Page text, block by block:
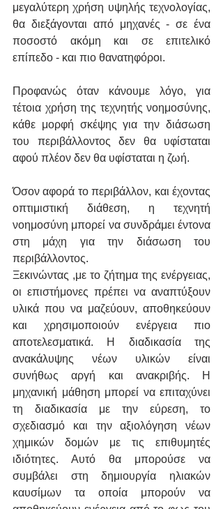
μεγαλύτερη χρήση υψηλής τεχνολογίας,
θα διεξάγονται από μηχανές - σε ένα
ποσοστό ακόμη και σε επιτελικό
επίπεδο - και πιο θανατηφόροι.
Προφανώς όταν κάνουμε λόγο, για
τέτοια χρήση της τεχνητής νοημοσύνης,
κάθε μορφή σκέψης για την διάσωση
του περιβάλλοντος δεν θα υφίσταται
αφού πλέον δεν θα υφίσταται η ζωή.
Όσον αφορά το περιβάλλον, και έχοντας
οπτιμιστική διάθεση, η τεχνητή
νοημοσύνη μπορεί να συνδράμει έντονα
στη μάχη για την διάσωση του
περιβάλλοντος.
Ξεκινώντας ,με το ζήτημα της ενέργειας,
οι επιστήμονες πρέπει να αναπτύξουν
υλικά που να μαζεύουν, αποθηκεύουν
και χρησιμοποιούν ενέργεια πιο
αποτελεσματικά. Η διαδικασία της
ανακάλυψης νέων υλικών είναι
συνήθως αργή και ανακριβής. Η
μηχανική μάθηση μπορεί να επιταχύνει
τη διαδικασία με την εύρεση, το
σχεδιασμό και την αξιολόγηση νέων
χημικών δομών με τις επιθυμητές
ιδιότητες. Αυτό θα μπορούσε να
συμβάλει στη δημιουργία ηλιακών
καυσίμων τα οποία μπορούν να